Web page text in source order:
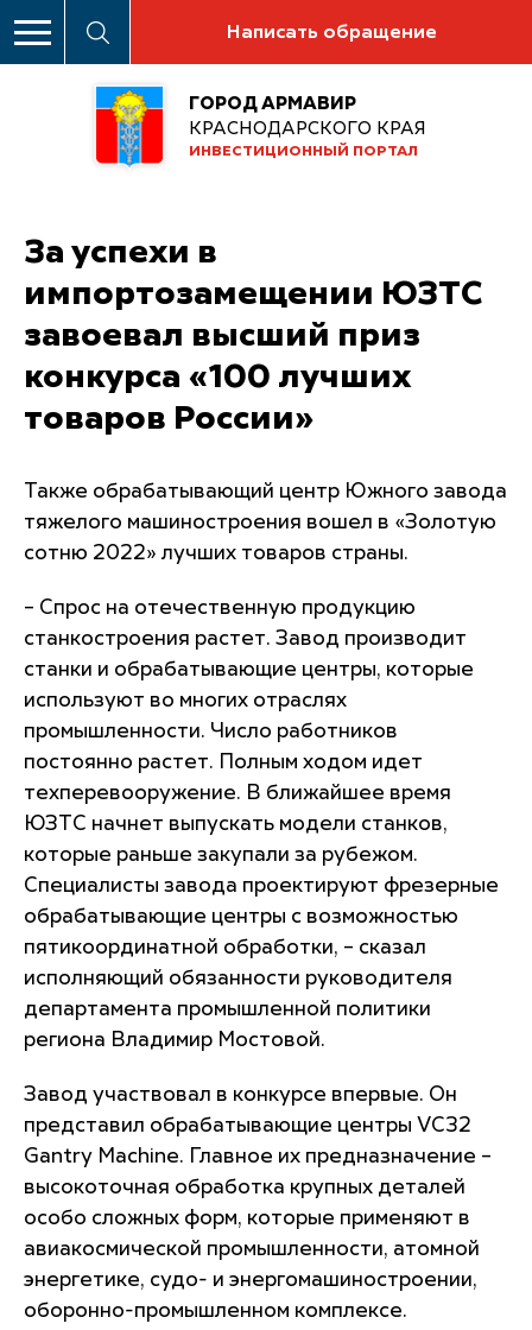
Написать обращение
ГОРОД АРМАВИР
КРАСНОДАРСКОГО КРАЯ
ИНВЕСТИЦИОННЫЙ ПОРТАЛ
За успехи в
импортозамещении ЮЗТС
завоевал высший приз
конкурса «100 лучших
товаров России»
Также обрабатывающий центр Южного завода
тяжелого машиностроения вошел в «Золотую
сотню 2022» лучших товаров страны.
– Спрос на отечественную продукцию
станкостроения растет. Завод производит
станки и обрабатывающие центры, которые
используют во многих отраслях
промышленности. Число работников
постоянно растет. Полным ходом идет
техперевооружение. В ближайшее время
ЮЗТС начнет выпускать модели станков,
которые раньше закупали за рубежом.
Специалисты завода проектируют фрезерные
обрабатывающие центры с возможностью
пятикоординатной обработки, – сказал
исполняющий обязанности руководителя
департамента промышленной политики
региона Владимир Мостовой.
Завод участвовал в конкурсе впервые. Он
представил обрабатывающие центры VC32
Gantry Machine. Главное их предназначение –
высокоточная обработка крупных деталей
особо сложных форм, которые применяют в
авиакосмической промышленности, атомной
энергетике, судо- и энергомашиностроении,
оборонно-промышленном комплексе.